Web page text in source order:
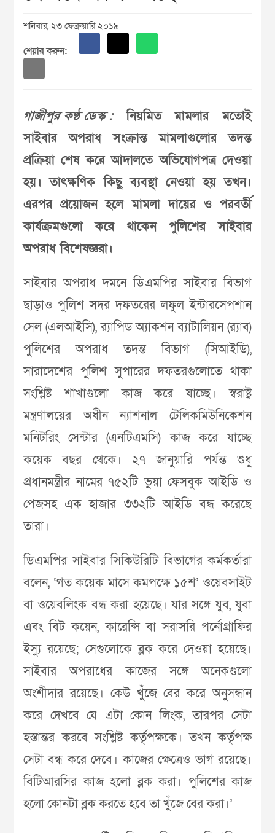
শনিবার, ২৩ ফেব্রুয়ারি ২০১৯
শেয়ার করুন:
গাজীপুর কণ্ঠ ডেস্ক :নিয়মিত মামলার মতোই
সাইবার অপরাধ সংক্রান্ত মামলাগুলোর তদন্ত
প্রক্রিয়া শেষ করে আদালতে অভিযোগপত্র দেওয়া
হয়। তাৎক্ষণিক কিছু ব্যবস্থা নেওয়া হয় তখন।
এরপর প্রয়োজন হলে মামলা দায়ের ও পরবর্তী
কার্যক্রমগুলো করে থাকেন পুলিশের সাইবার
অপরাধ বিশেষজ্ঞরা।
সাইবার অপরাধ দমনে ডিএমপির সাইবার বিভাগ
ছাড়াও পুলিশ সদর দফতরের লফুল ইন্টারসেপশান
সেল (এলআইসি), র‌্যাপিড অ্যাকশন ব্যাটালিয়ন (র‌্যাব)
পুলিশের অপরাধ তদন্ত বিভাগ (সিআইডি),
সারাদেশের পুলিশ সুপারের দফতরগুলোতে থাকা
সংশ্লিষ্ট শাখাগুলো কাজ করে যাচ্ছে। স্বরাষ্ট্র
মন্ত্রণালয়ের অধীন ন্যাশনাল টেলিকমিউনিকেশন
মনিটরিং সেন্টার (এনটিএমসি) কাজ করে যাচ্ছে
কয়েক বছর থেকে। ২৭ জানুয়ারি পর্যন্ত শুধু
প্রধানমন্ত্রীর নামের ৭৫২টি ভুয়া ফেসবুক আইডি ও
পেজসহ এক হাজার ৩৩২টি আইডি বন্ধ করেছে
তারা।
ডিএমপির সাইবার সিকিউরিটি বিভাগের কর্মকর্তারা
বলেন, ‘গত কয়েক মাসে কমপক্ষে ১৫শ’ ওয়েবসাইট
বা ওয়েবলিংক বন্ধ করা হয়েছে। যার সঙ্গে যুব, যুবা
এবং বিট কয়েন, কারেন্সি বা সরাসরি পর্নোগ্রাফির
ইস্যু রয়েছে; সেগুলোকে ব্লক করে দেওয়া হয়েছে।
সাইবার অপরাধের কাজের সঙ্গে অনেকগুলো
অংশীদার রয়েছে। কেউ খুঁজে বের করে অনুসন্ধান
করে দেখবে যে এটা কোন লিংক, তারপর সেটা
হস্তান্তর করবে সংশ্লিষ্ট কর্তৃপক্ষকে। তখন কর্তৃপক্ষ
সেটা বন্ধ করে দেবে। কাজের ক্ষেত্রেও ভাগ রয়েছে।
বিটিআরসির কাজ হলো ব্লক করা। পুলিশের কাজ
হলো কোনটা ব্লক করতে হবে তা খুঁজে বের করা।’